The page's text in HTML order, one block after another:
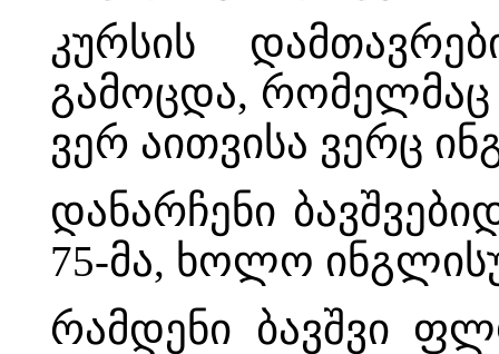
კურსის
გამოცდა, რომელმაც
ვერ აითვისა ვერც
დანარჩენი
75-მა, ხოლო
რამდენი ბავშვი